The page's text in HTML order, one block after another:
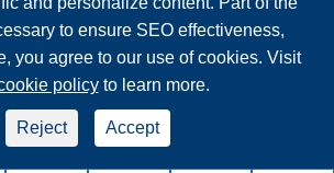
(Tianjin) Technology Co., Ltd.
réservés.
site | Politique de confidentialité
to ensure SEO effectiveness,
you agree to our use of cookies. Visit
policyto learn more.
Reject Accept